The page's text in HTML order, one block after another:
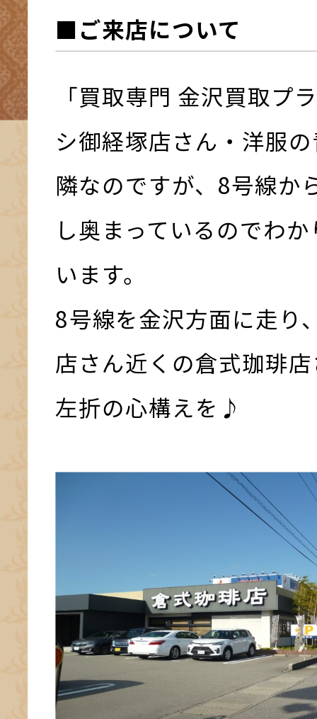
■ご来店について
「買取専門 金沢買取プ
シ御経塚店さん・洋服
隣なのですが、8号線か
し奥まっているのでわ
います。
8号線を金沢方面に走り
店さん近くの倉式珈琲
左折の心構えを♪